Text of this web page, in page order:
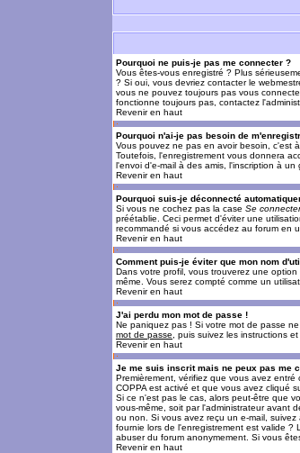
Pourquoi ne puis-je pas me connecter ?
Vous êtes-vous enregistré ? Plus
? Si oui, vous devriez contacter le
vous ne pouvez toujours pas vous
fonctionne toujours pas, contactez
Revenir en haut
Pourquoi n'ai-je pas besoin de
Vous pouvez ne pas en avoir besoin, c'est
Toutefois, l'enregistrement vous donnera
l'envoi d'e-mail à des amis, l'inscription à
Revenir en haut
Pourquoi suis-je déconnecté
Si vous ne cochez pas la case Se
préétablie. Ceci permet d'éviter une
recommandé si vous accédez au forum en
Revenir en haut
Comment puis-je éviter que mon nom
Dans votre profil, vous trouverez une option
même. Vous serez compté comme un
Revenir en haut
J'ai perdu mon mot de passe !
Ne paniquez pas ! Si votre mot de passe
mot de passe , puis suivez les instructions
Revenir en haut
Je me suis inscrit mais ne peux pas me
Premièrement, vérifiez que vous avez
COPPA est activé et que vous avez cliqué
Si ce n'est pas le cas, alors peut-être que
vous-même, soit par l'administrateur avant
ou non. Si vous avez reçu un e-mail,
fournie lors de l'enregistrement est valide ?
abuser du forum anonymement. Si vous
Revenir en haut